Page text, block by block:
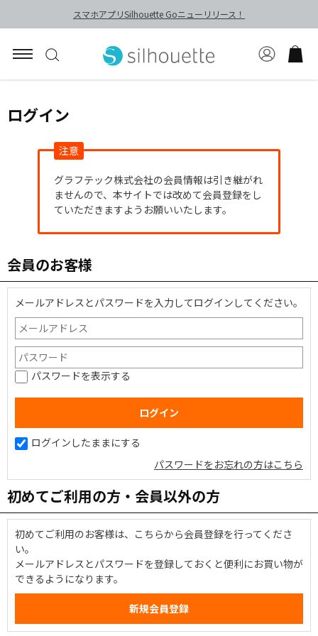
スマホアプリSilhouette Goニューリリース！
ログイン
注意
グラフテック株式会社の会員情報は引き継がれ
ませんので、本サイトでは改めて会員登録をし
ていただきますようお願いいたします。
会員のお客様
メールアドレスとパスワードを入力してログインしてください。
パスワードを表示する
ログインしたままにする
パスワードをお忘れの方はこちら
初めてご利用の方・会員以外の方
初めてご利用のお客様は、こちらから会員登録を行ってくださ
い。
メールアドレスとパスワードを登録しておくと便利にお買い物が
できるようになります。